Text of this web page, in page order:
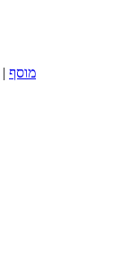
מוסף |